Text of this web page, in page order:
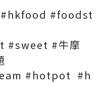
#hkfood #foodst
#sweet #牛摩
#hotpot #h